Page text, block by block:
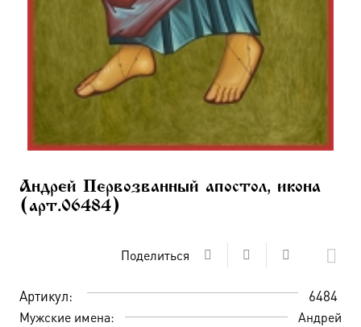
Андрей Первозванный апостол, икона
(арт.06484)
Поделиться
Артикул: 6484
Мужские имена: Андрей